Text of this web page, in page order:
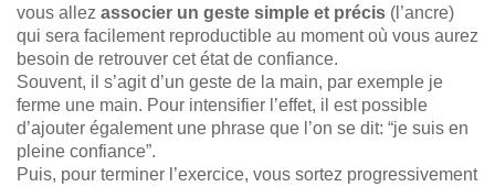
vous allez associer un geste simple et précis (l’ancre)
qui sera facilement reproductible au moment où vous aurez
besoin de retrouver cet état de confiance.
Souvent, il s’agit d’un geste de la main, par exemple je
ferme une main. Pour intensifier l’effet, il est possible
d’ajouter également une phrase que l’on se dit: “je suis en
pleine confiance”.
Puis, pour terminer l’exercice, vous sortez progressivement